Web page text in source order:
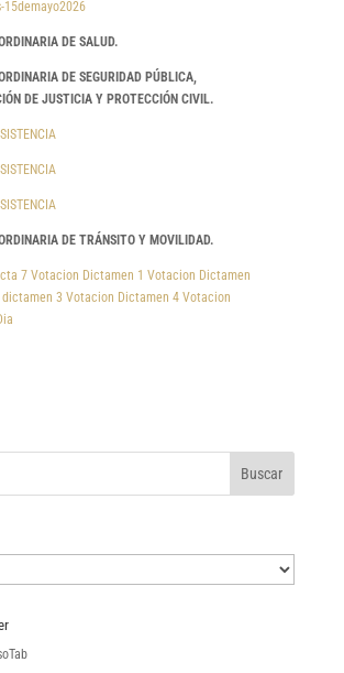
DE SALUD.
DE SEGURIDAD PÚBLICA,
DE JUSTICIA Y PROTECCIÓN CIVIL.
DE TRÁNSITO Y MOVILIDAD.
7 Votacion Dictamen 1 Votacion Dictamen
3 Votacion Dictamen 4 Votacion